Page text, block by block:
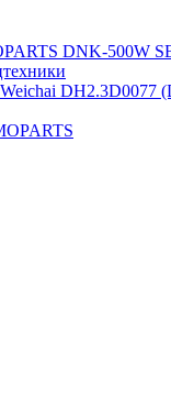
DNK-500W
Weichai